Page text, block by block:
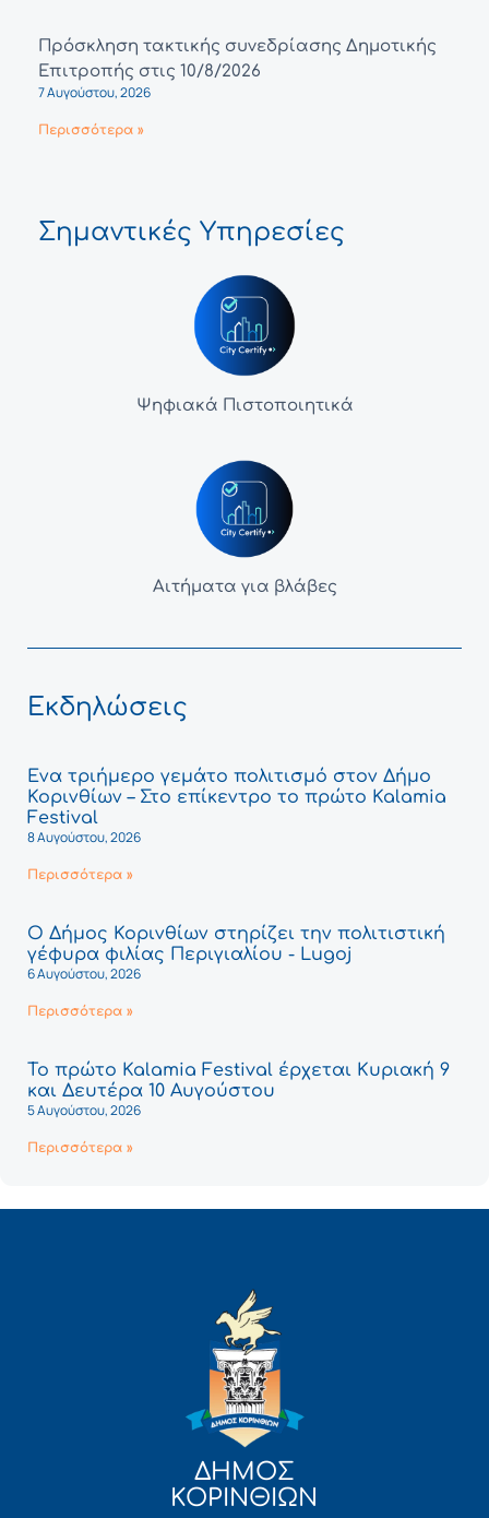
Πρόσκληση τακτικής συνεδρίασης Δημοτικής
Επιτροπής στις 10/8/2026
7 Αυγούστου, 2026
Περισσότερα »
Σημαντικές Υπηρεσίες
Ψηφιακά Πιστοποιητικά
Αιτήματα για βλάβες
Εκδηλώσεις
Ένα τριήμερο γεμάτο πολιτισμό στον Δήμο
Κορινθίων – Στο επίκεντρο το πρώτο Kalamia
Festival
8 Αυγούστου, 2026
Περισσότερα »
Ο Δήμος Κορινθίων στηρίζει την πολιτιστική
γέφυρα φιλίας Περιγιαλίου - Lugoj
6 Αυγούστου, 2026
Περισσότερα »
Το πρώτο Kalamia Festival έρχεται Κυριακή 9
και Δευτέρα 10 Αυγούστου
5 Αυγούστου, 2026
Περισσότερα »
ΔΗΜΟΣ
ΚΟΡΙΝΘΙΩΝ